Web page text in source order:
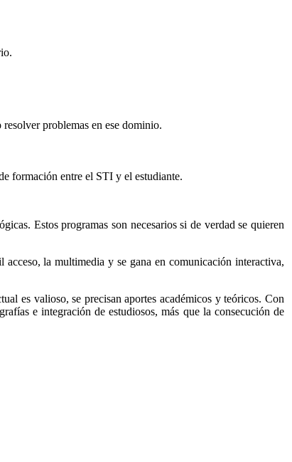
problemas en ese dominio.
formación entre el STI y el estudiante.
Estos programas son necesarios si de verdad se quieren
la multimedia y se gana en comunicación interactiva,
es valioso, se precisan aportes académicos y teóricos. Con
e integración de estudiosos, más que la consecución de